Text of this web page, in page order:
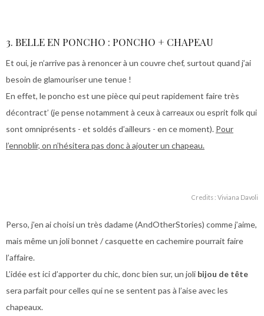
3. BELLE EN PONCHO : PONCHO + CHAPEAU
Et oui, je n’arrive pas à renoncer à un couvre chef, surtout quand j’ai
besoin de glamouriser une tenue !
En effet, le poncho est une pièce qui peut rapidement faire très
décontract’ (je pense notamment à ceux à carreaux ou esprit folk qui
sont omniprésents - et soldés d’ailleurs - en ce moment). Pour
l’ennoblir, on n’hésitera pas donc à ajouter un chapeau.
Credits : Viviana Davoli
Perso, j’en ai choisi un très dadame (AndOtherStories) comme j’aime,
mais même un joli bonnet / casquette en cachemire pourrait faire
l’affaire.
L’idée est ici d’apporter du chic, donc bien sur, un joli bijou de tête
sera parfait pour celles qui ne se sentent pas à l’aise avec les
chapeaux.